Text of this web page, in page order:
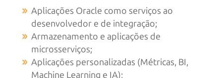
Aplicações Oracle como serviços ao
desenvolvedor e de integração;
Armazenamento e aplicações de
microsserviços;
Aplicações personalizadas (Métricas, BI,
Machine Learning e IA);